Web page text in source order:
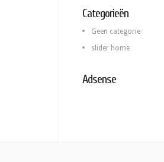
Categorieën
Geen categorie
slider home
Adsense